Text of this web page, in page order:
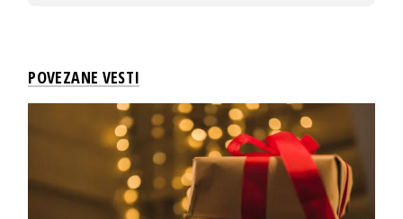
POVEZANE VESTI